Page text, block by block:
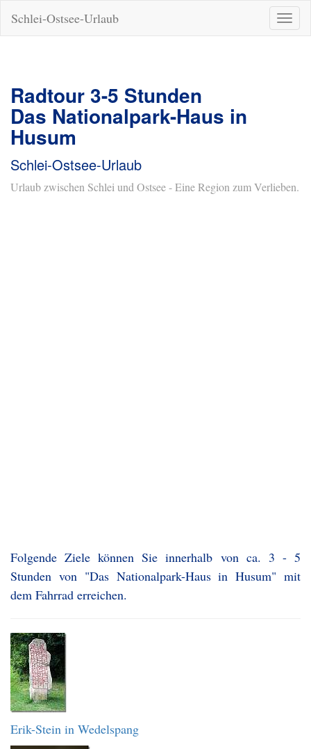
ein-/
Schlei-Ostsee-Urlaub
Radtour 3-5 Stunden
Das Nationalpark-Haus in
Husum
Schlei-Ostsee-Urlaub
Urlaub zwischen Schlei und Ostsee - Eine Region zum Verlieben.
Folgende Ziele können Sie innerhalb von ca. 3 - 5
Stunden von "Das Nationalpark-Haus in Husum" mit
dem Fahrrad erreichen.
Erik-Stein in Wedelspang